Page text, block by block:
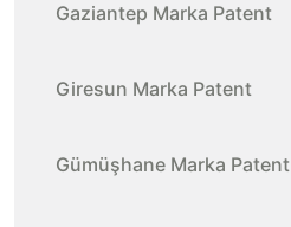
Gaziantep Marka Patent
Giresun Marka Patent
Gümüşhane Marka Patent